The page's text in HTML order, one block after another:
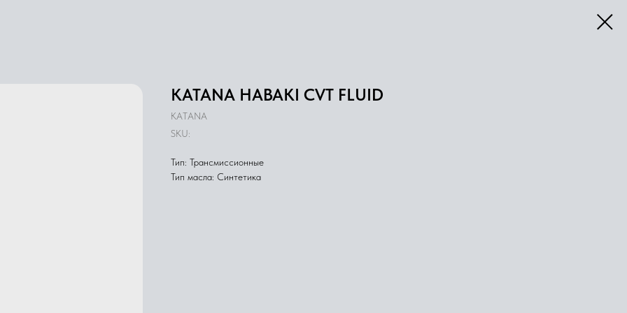
KATANA HABAKI CVT FLUID
KATANA
SKU:
Тип: Трансмиссионные
Тип масла: Синтетика